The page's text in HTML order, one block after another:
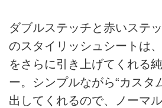
ダブルステッチと赤いステ
のスタイリッシュシートは
をさらに引き上げてくれる
ー。シンプルながら“カスタ
出してくれるので、ノーマ